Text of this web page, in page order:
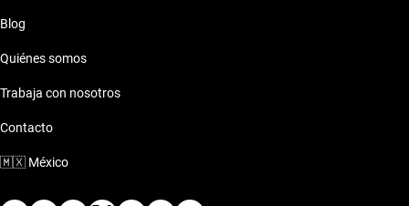
Blog
Quiénes somos
Trabaja con nosotros
Contacto
🇲🇽 México